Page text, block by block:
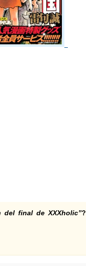
del final de XXXholic”?